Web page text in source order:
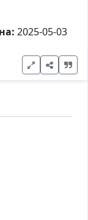
2025-05-03